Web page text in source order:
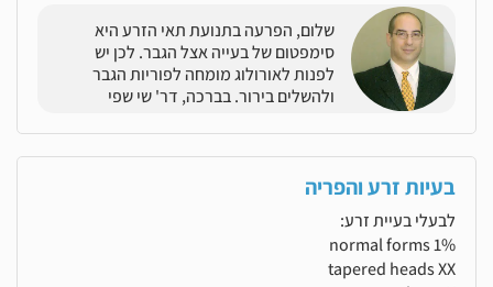
שלום, הפרעה בתנועת תאי הזרע היא
סימפטום של בעייה אצל הגבר. לכן יש
לפנות לאורולוג מומחה לפוריות הגבר
ולהשלים בירור. בברכה, דר' שי שפי
בעיות זרע והפריה
לבעלי בעיית זרע:
normal forms 1%
tapered heads XX